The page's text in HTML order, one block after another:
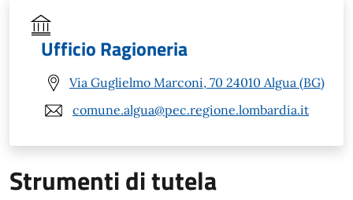
Ufficio Ragioneria
Via Guglielmo Marconi, 70 24010 Algua (BG)
comune.algua@pec.regione.lombardia.it
Strumenti di tutela